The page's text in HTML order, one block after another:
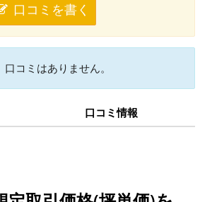
口コミを書く
口コミはありません。
口コミ情報